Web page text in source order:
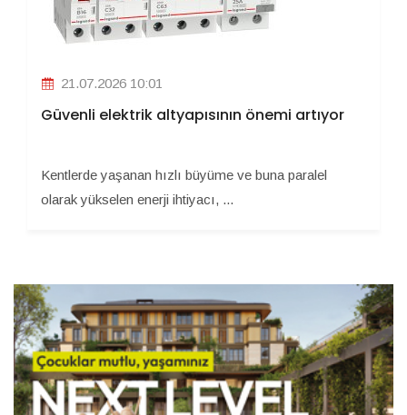
21.07.2026 10:01
Güvenli elektrik altyapısının önemi artıyor
Kentlerde yaşanan hızlı büyüme ve buna paralel
olarak yükselen enerji ihtiyacı, ...